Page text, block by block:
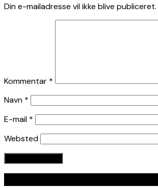
Din e-mailadresse vil ikke blive publiceret.
Kommentar *
Navn *
E-mail *
Websted